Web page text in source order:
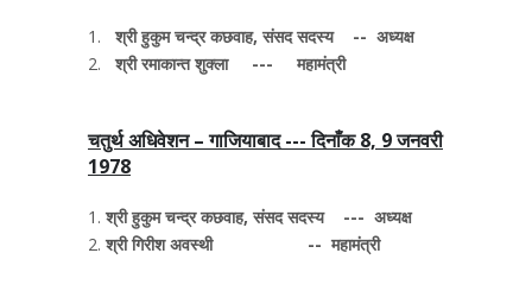
श्री हुकुम चन्द्र कछवाह, संसद सदस्य -- अध्यक्ष
श्री रमाकान्त शुक्ला --- महामंत्री
चतुर्थ अधिवेशन – गाजियाबाद --- दिनाँक 8, 9 जनवरी
1978
श्री हुकुम चन्द्र कछवाह, संसद सदस्य --- अध्यक्ष
श्री गिरीश अवस्थी -- महामंत्री